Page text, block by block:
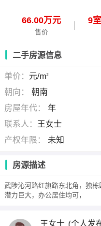
66.00万元
售价
9室
二手房源信息
单价： 元/m2
朝向：
朝南
房屋年代：
年
联系人： 王女士
产权年限：
未知
房源描述
武陟沁河路红旗路东北角，独
潜力巨大，办公居住均可，
王女士 (个人发